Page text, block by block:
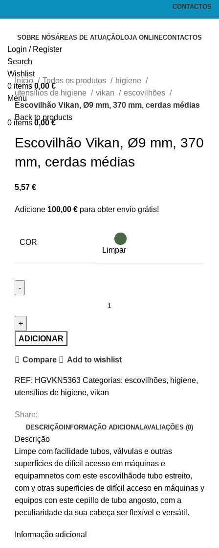
CONTACTOS
SOBRE NÓSÁREAS DE ATUAÇÃOLOJA ONLINECONTACTOS
Login / Register
Search
Wishlist
0 items 0,00€
Menu
0 items 0,00€
Início
Todos os produtos
higiene
utensílios de higiene
vikan
escovilhões
Escovilhão Vikan, Ø9 mm, 370 mm, cerdas médias
Back to products
Escovilhão Vikan, Ø9 mm, 370
mm, cerdas médias
5,57 €
Adicione 100,00 € para obter envio grátis!
COR
Limpar
Escovilhão
Vikan,
mm,
médias
ADICIONAR
Compare Add to wishlist
REF: HGVKN5363 Categorias: escovilhões, higiene,
utensílios de higiene, vikan
Share:
DESCRIÇÃOINFORMAÇÃO ADICIONALAVALIAÇÕES (0)
Descrição
Limpe com facilidade tubos, válvulas e outras
superfícies de difícil acesso em máquinas e
equipamnetos com este escovilhãode tubo estreito,
com y otras superficies de difícil acceso en máquinas y
equipos con este cepillo de tubo angosto, com a
peculiaridade da sua cabeça ser flexível e versátil.
Informação adicional